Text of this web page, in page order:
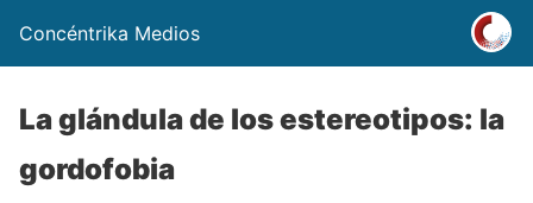
Concéntrika Medios
La glándula de los estereotipos: la
gordofobia